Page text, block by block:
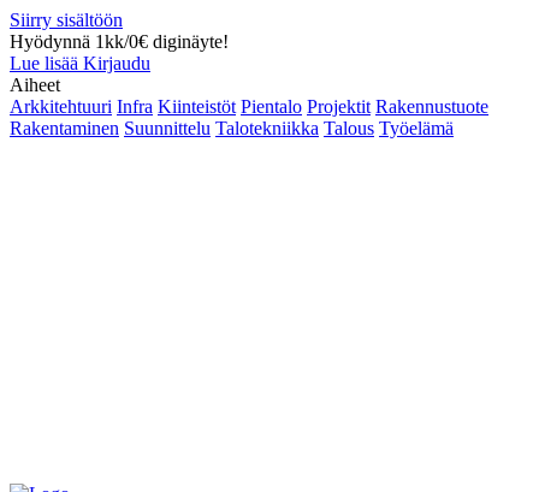
Siirry sisältöön
Hyödynnä 1kk/0€ diginäyte!
Lue lisää Kirjaudu
Aiheet
Arkkitehtuuri Infra Kiinteistöt Pientalo Projektit Rakennustuote
Rakentaminen Suunnittelu Talotekniikka Talous Työelämä